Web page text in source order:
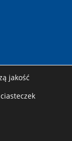
jakość